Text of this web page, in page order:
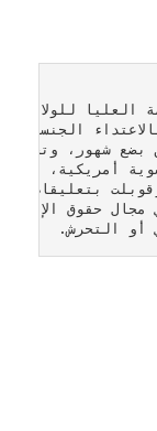
حقوق
أو التحرش.